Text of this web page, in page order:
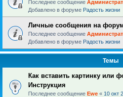
Последнее сообщение
Добавлено в форуме Радость жизни
Личные сообщения на
Последнее сообщение
Добавлено в форуме Радость жизни
Темы
Как вставить картинку или
Инструкция
Последнее сообщение Ewe « 10 окт